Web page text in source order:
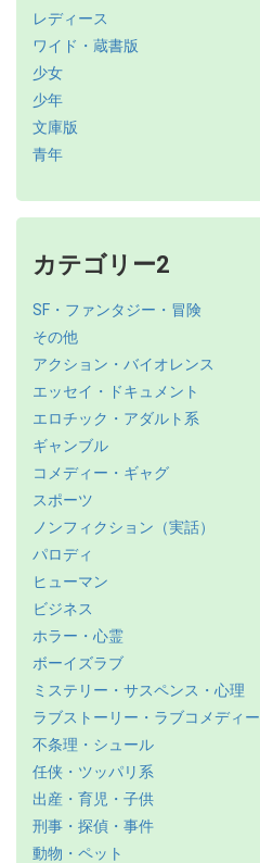
レディース
ワイド・蔵書版
少女
少年
文庫版
青年
カテゴリー2
SF・ファンタジー・冒険
その他
アクション・バイオレンス
エッセイ・ドキュメント
エロチック・アダルト系
ギャンブル
コメディー・ギャグ
スポーツ
ノンフィクション（実話）
パロディ
ヒューマン
ビジネス
ホラー・心霊
ボーイズラブ
ミステリー・サスペンス・心理
ラブストーリー・ラブコメディー
不条理・シュール
任侠・ツッパリ系
出産・育児・子供
刑事・探偵・事件
動物・ペット